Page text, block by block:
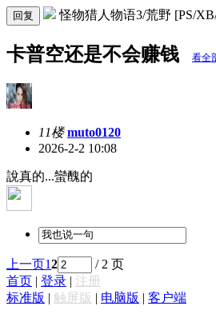
回复 怪物猎人物语3/荒野 [PS/
卡普空还是不会赚钱 看全
11楼 muto0120
2026-2-2 10:08
說真的...蠻醜的
上一页12
/ 2 页
首页 | 登录 | 注册
标准版 | 触屏版 | 电脑版 | 客户端